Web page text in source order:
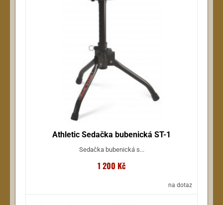
Athletic Sedačka bubenická ST-1
Sedačka bubenická s...
1 200 Kč
na dotaz